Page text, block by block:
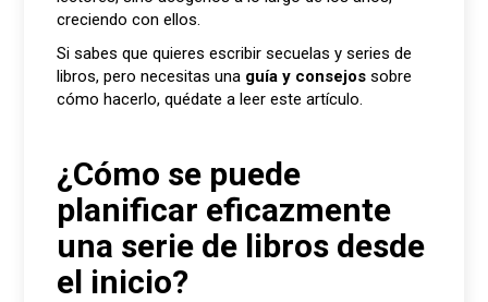
creciendo con ellos.
Si sabes que quieres escribir secuelas y series de
libros, pero necesitas una guía y consejos sobre
cómo hacerlo, quédate a leer este artículo.
¿Cómo se puede
planificar eficazmente
una serie de libros desde
el inicio?